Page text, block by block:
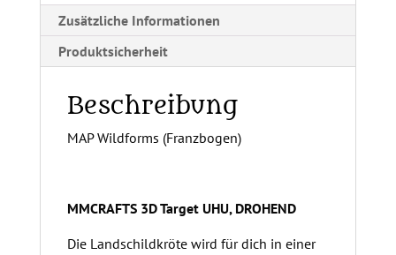
e
:
Zusätzliche Informationen
Produktsicherheit
Beschreibung
MAP Wildforms (Franzbogen)
MMCRAFTS 3D Target UHU, DROHEND
Die Landschildkröte wird für dich in einer